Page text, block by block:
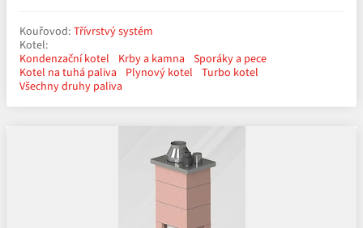
Kouřovod: Třívrstvý systém
Kotel:
Kondenzační kotel
Krby a kamna Sporáky a pece
Kotel na tuhá paliva
Plynový kotel Turbo kotel
Všechny druhy paliva